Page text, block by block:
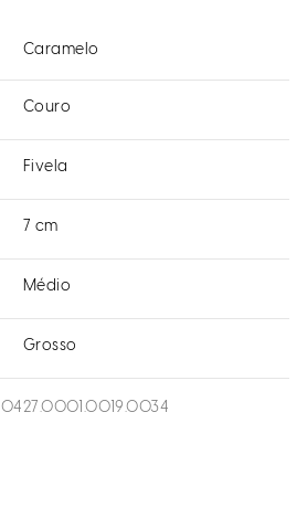
Caramelo
Couro
Fivela
7 cm
Médio
Grosso
0427.0001.0019.0034